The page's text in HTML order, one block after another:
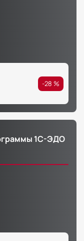
-28 %
1С-ЭДО